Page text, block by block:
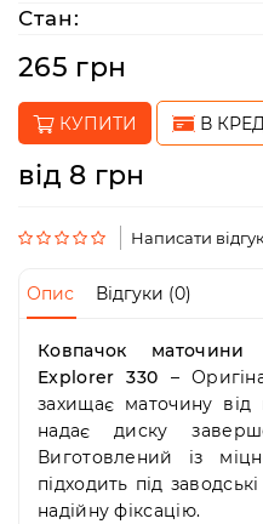
artmoto.info@gmail.com
Режим
роботи:
Пн-
09:00
19:00
Сб
-
19:00
Нд
-
вихідний
Стан:
265 грн
КУПИТИ В
від 8 грн
Написати
Опис Відгуки (0)
Ковпачок
Explorer 330 –
захищає маточину
надає диску
Виготовлений із
підходить під
надійну фіксацію.